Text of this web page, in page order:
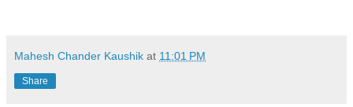
Mahesh Chander Kaushik at 11:01 PM
Share